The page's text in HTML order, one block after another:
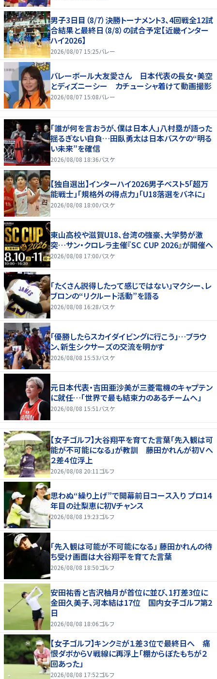
男子3日目（8/7）決勝トーナメント3、4回戦全12試
合結果と最終日（8/8）の試合予定【近畿インター
ハイ2026】
2026/08/07 15:25バレー
バレーボール大友愛さん 日本代表の長女・美空
とディズニーシー カチューシャ着けて動画撮影
2026/08/07 15:08バレー
「誰が何を言おうが、僕は日本人」八村塁が語った
揺るぎない自負…田臥勇太は日本バスケの“明る
い未来”を確信
2026/08/08 18:36バスケ
【独自選出】インターハイ2026男子ベスト5「超万
能戦士」「規格外の得点力」「U18落選をバネに」
2026/08/08 18:00バスケ
東山高校や滋賀U18、台湾の強豪、大学勢が激
突…サン・クロレラ主催『SC CUP 2026』が開催へ
2026/08/08 17:00バスケ
「たくさん説得したって感じではない」マクシー、レ
ブロンの“リクルート活動”を語る
2026/08/08 16:28バスケ
「優勝したらスカイダイビングに行こう」…ブラウ
ン、新生シクサーズの交流を明かす
2026/08/08 15:53バスケ
元日本代表・吉田亜沙美が三菱電機のキャプテン
に就任…「世界で最も結束力のあるチームへ」
2026/08/08 15:51 バスケ
【女子ゴルフ】大谷翔平を育てた言葉「先入観は可
能が不可能になる」が教訓 藤田かれんが初Ｖへ
２差４位浮上
2026/08/08 20:11 ゴルフ
思わぬ“繰り上げ”で開幕前日コース入り プロ14
年目の辻梨恵に初Vチャンス
2026/08/08 19:23ゴルフ
「先入観は可能が不可能になる」 藤田かれんの待
ち受け画面は大谷翔平を育てた言葉
2026/08/08 18:50ゴルフ
安田祐香と吉沢柚月が首位に並び、1打差3位に
金田久美子、河本結は17位 国内女子ゴルフ第2
日
2026/08/08 18:06ゴルフ
【女子ゴルフ】キンクミが１差３位で最終日へ 痛
恨ダボからＶ戦線に再浮上「棚からぼたもちが２
回あった」
2026/08/08 17:52ゴルフ